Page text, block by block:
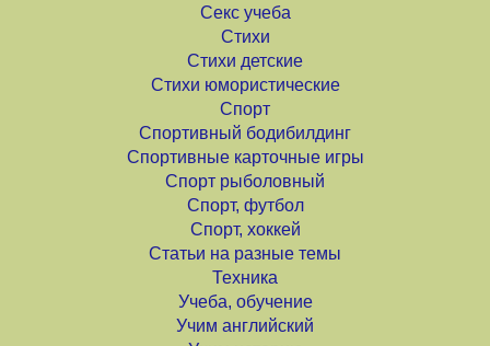
Секс учеба
Стихи
Стихи детские
Стихи юмористические
Спорт
Спортивный бодибилдинг
Спортивные карточные игры
Спорт рыболовный
Спорт, футбол
Спорт, хоккей
Статьи на разные темы
Техника
Учеба, обучение
Учим английский